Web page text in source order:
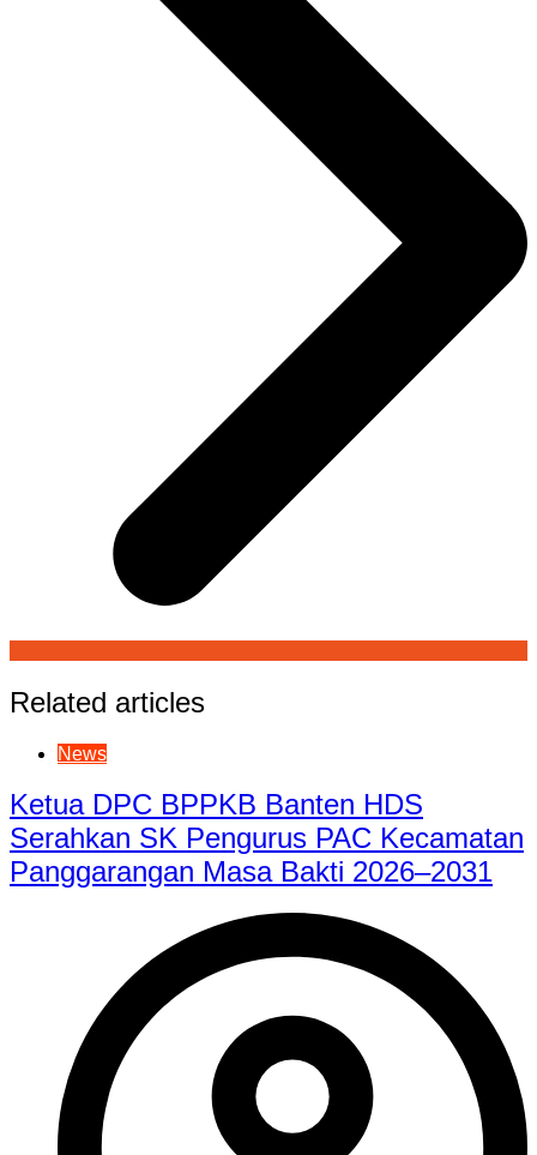
Related articles
News
Ketua DPC BPPKB Banten HDS
Serahkan SK Pengurus PAC Kecamatan
Panggarangan Masa Bakti 2026–2031